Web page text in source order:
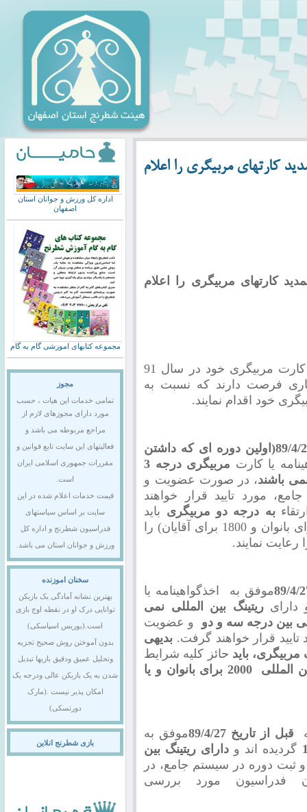
کارتهای مربیگری را اعلام
کارتهای مربیگری را اعلام
کلیه مربیانی که تاکنون موفق به تمدید کارت مربیگری خود در سال 91
فرصت دارند که نسبت به
خود اقدام نمایند.
89/4/(اولین دوره ای که داشتن
یا کارت مربیگری درجه 3
باشند، در صورت عضویت و
مورد تایید قرار خواهند
به درجه دو مربیگری باید
مورد نظر ( 1600 برای بانوان و 1800 برای آقایان) را
رعایت نمایند.
89/4/موفق به اخذگواهینامه یا
دارایریتینگ بین المللی نمی
بین درجه سه و دو و عضویت
قرار خواهند گرفت. بدیهی
باید حائز کلیه شرایط
ریتینگ بین المللی 2000 برای بانوان و یا
قبل از تاریخ 89/4/27موفق به
گردیده اند و دارای ریتینگ بین
دوره در سیستم جامع، در
فدراسیون مورد بررسی
اداره کل ورزش و جوانان استان
اصفهان
مجموعه کتابهای اموزشی گام به گام
مجوز
تمامی خدمات این هیات ، حسب
مورد دارای مجوزهای لازم از
مراجع مربوطه می باشد و
فعالیتهای این سایت تابع قوانین و
مقررات جمهوری اسلامی ایران
است.
قیمت خدمات اعلام شده در این
سایت بر اساس سیاستهای
فدراسیون شطرنج و اداره کل
ورزش و جوانان استان می باشد.
سخنان اموزنده
بهترین نشانه آمادگی یک بازیکن
توانایی درک او در نقطه اوج بازی
است.(بوریس اسپاسکی)
بدون آموختن روش صحیح تجزیه
وتحلیل عمیق ودقیق بازیها تبدیل
شدن به یک بازیکن عالی ودرجه یک
امکان پذیر نیست .(مارک
دورتسکی)
بازی شطرنج انلاین